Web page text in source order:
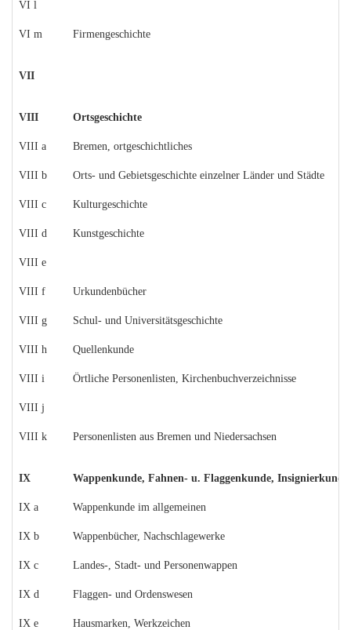
VI l
VI m Firmengeschichte
VII
VIII Ortsgeschichte
VIII a Bremen, ortgeschichtliches
VIII b Orts- und Gebietsgeschichte einzelner Länder und Städte
VIII c Kulturgeschichte
VIII d Kunstgeschichte
VIII e
VIII f Urkundenbücher
VIII g Schul- und Universitätsgeschichte
VIII h Quellenkunde
VIII i Örtliche Personenlisten, Kirchenbuchverzeichnisse
VIII j
VIII k Personenlisten aus Bremen und Niedersachsen
IX Wappenkunde, Fahnen- u. Flaggenkunde, Insignierkunde
IX a Wappenkunde im allgemeinen
IX b Wappenbücher, Nachschlagewerke
IX c Landes-, Stadt- und Personenwappen
IX d Flaggen- und Ordenswesen
IX e Hausmarken, Werkzeichen